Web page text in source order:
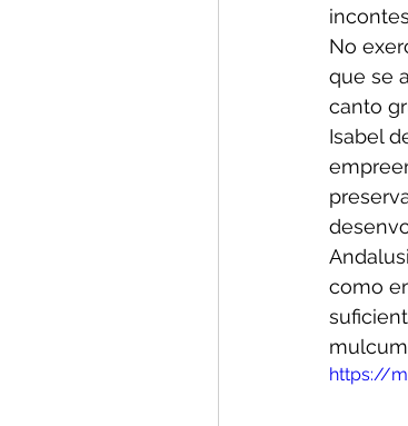
No
que se
canto
Isabel
como
https://